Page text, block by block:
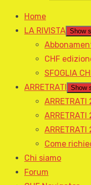
Home
LA RIVISTA Show
CHF
SFOGLIA
ARRETRATI
Show
ARRETRATI
ARRETRATI
ARRETRATI
Come
Chi siamo
Forum